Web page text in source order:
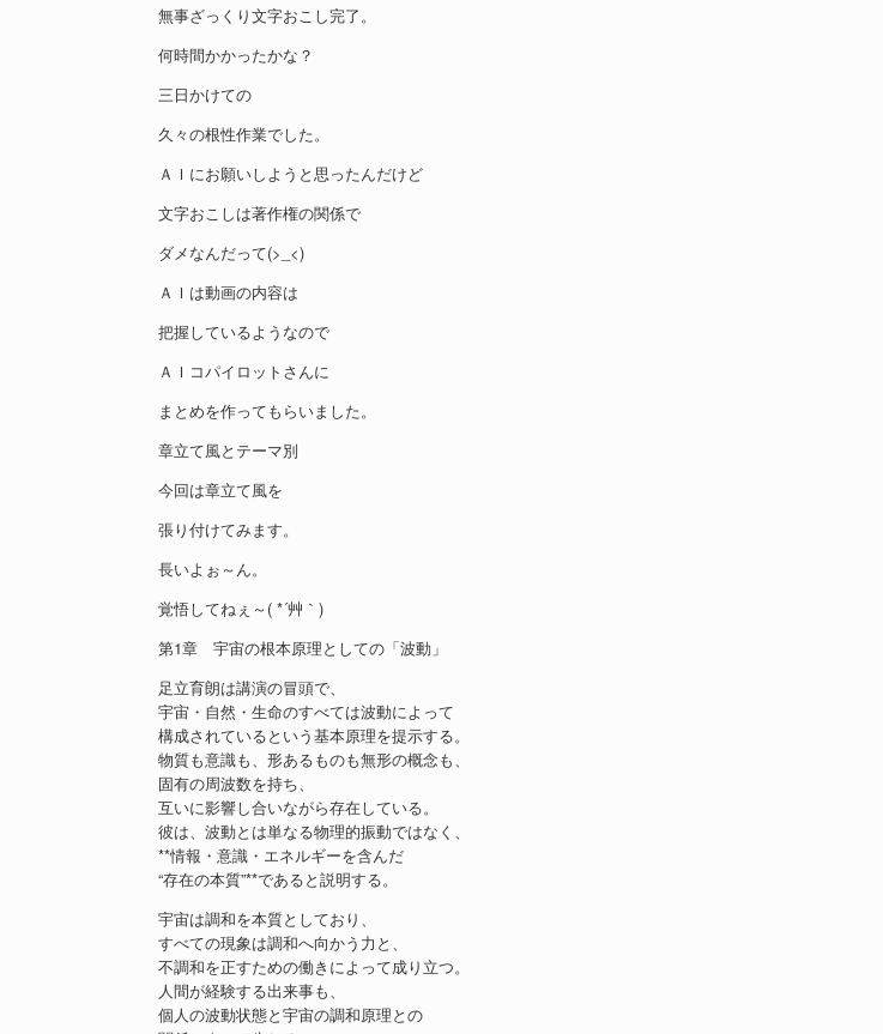
無事ざっくり文字おこし完了。
何時間かかったかな？
三日かけての
久々の根性作業でした。
ＡＩにお願いしようと思ったんだけど
文字おこしは著作権の関係で
ダメなんだって(>_<)
ＡＩは動画の内容は
把握しているようなので
ＡＩコパイロットさんに
まとめを作ってもらいました。
章立て風とテーマ別
今回は章立て風を
張り付けてみます。
長いよぉ～ん。
覚悟してねぇ～( *´艸｀)
第1章 宇宙の根本原理としての「波動」
足立育朗は講演の冒頭で、
宇宙・自然・生命のすべては波動によって
構成されているという基本原理を提示する。
物質も意識も、形あるものも無形の概念も、
固有の周波数を持ち、
互いに影響し合いながら存在している。
彼は、波動とは単なる物理的振動ではなく、
**情報・意識・エネルギーを含んだ
“存在の本質”**であると説明する。
宇宙は調和を本質としており、
すべての現象は調和へ向かう力と、
不調和を正すための働きによって成り立つ。
人間が経験する出来事も、
個人の波動状態と宇宙の調和原理との